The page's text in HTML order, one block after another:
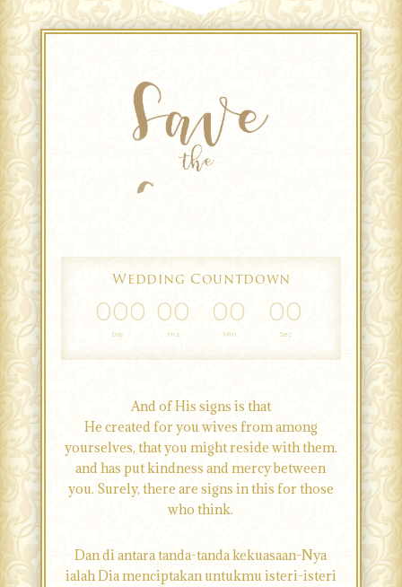
Wedding Countdown
000
Day
00
Hrs
00
Min
00
Sec
And of His signs is that
He created for you wives from among
yourselves, that you might reside with them.
and has put kindness and mercy between
you. Surely, there are signs in this for those
who think.
Dan di antara tanda-tanda kekuasaan-Nya
ialah Dia menciptakan untukmu isteri-isteri